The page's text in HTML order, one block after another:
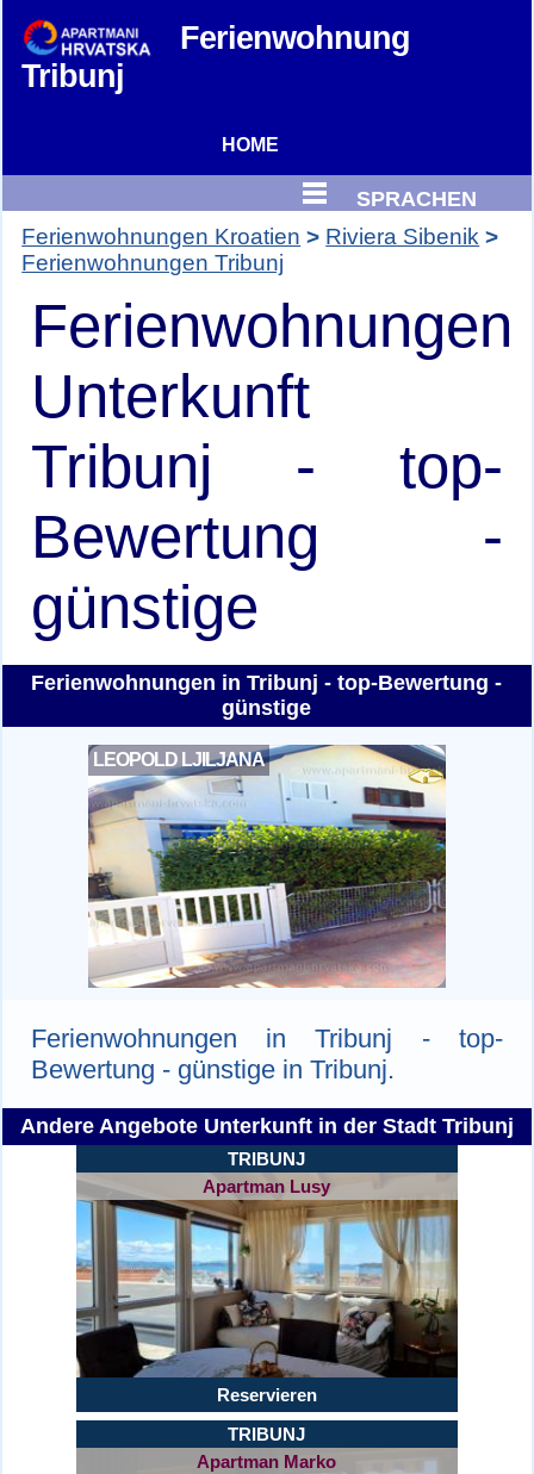
Ferienwohnung
Tribunj
HOME
SPRACHEN
Ferienwohnungen Kroatien
Riviera Sibenik
Ferienwohnungen Tribunj
Ferienwohnungen
Unterkunft
Tribunj - top-
Bewertung -
günstige
Ferienwohnungen in Tribunj - top-Bewertung -
günstige
LEOPOLD LJILJANA
Ferienwohnungen in Tribunj - top-
Bewertung - günstige in Tribunj.
Andere Angebote Unterkunft in der Stadt Tribunj
TRIBUNJ
Apartman Lusy
Reservieren
TRIBUNJ
Apartman Marko